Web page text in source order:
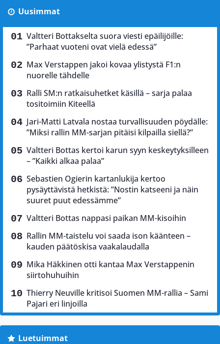
Uusimmat
Valtteri Bottakselta suora viesti epäilijöille:
”Parhaat vuoteni ovat vielä edessä”
Max Verstappen jakoi kovaa ylistystä F1:n
nuorelle tähdelle
Ralli SM:n ratkaisuhetket käsillä – sarja palaa
tositoimiin Kiteellä
Jari-Matti Latvala nostaa turvallisuuden pöydälle:
”Miksi rallin MM-sarjan pitäisi kilpailla siellä?”
Valtteri Bottas kertoi karun syyn keskeytyksilleen
– ”Kaikki alkaa palaa”
Sebastien Ogierin kartanlukija kertoo
pysäyttävistä hetkistä: ”Nostin katseeni ja näin
suuret puut edessämme”
Valtteri Bottas nappasi paikan MM-kisoihin
Rallin MM-taistelu voi saada ison käänteen –
kauden päätöskisa vaakalaudalla
Mika Häkkinen otti kantaa Max Verstappenin
siirtohuhuihin
Thierry Neuville kritisoi Suomen MM-rallia – Sami
Pajari eri linjoilla
Luetuimmat